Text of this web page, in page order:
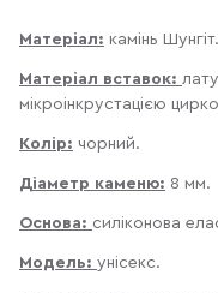
Матеріал: камінь Шунгіт.
Матеріал вставок:
мікроінкрустацією
Колір: чорний.
Діаметр каменю: 8 мм.
Основа: силіконова
Модель: унісекс.